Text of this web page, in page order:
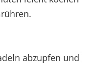
abzupfen und